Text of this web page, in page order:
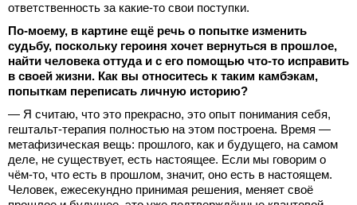
ответственность за какие-то свои поступки.
По-моему, в картине ещё речь о попытке изменить
судьбу, поскольку героиня хочет вернуться в прошлое,
найти человека оттуда и с его помощью что-то исправить
в своей жизни. Как вы относитесь к таким камбэкам,
попыткам переписать личную историю?
— Я считаю, что это прекрасно, это опыт понимания себя,
гештальт-терапия полностью на этом построена. Время —
метафизическая вещь: прошлого, как и будущего, на самом
деле, не существует, есть настоящее. Если мы говорим о
чём-то, что есть в прошлом, значит, оно есть в настоящем.
Человек, ежесекундно принимая решения, меняет своё